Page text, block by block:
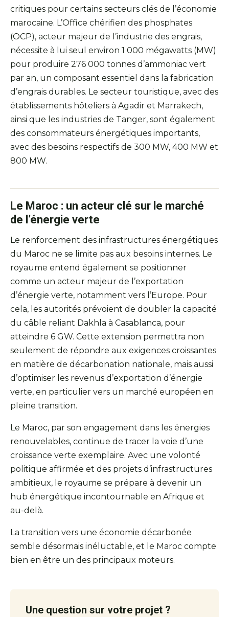
critiques pour certains secteurs clés de l’économie
marocaine. L’Office chérifien des phosphates
(OCP), acteur majeur de l’industrie des engrais,
nécessite à lui seul environ 1 000 mégawatts (MW)
pour produire 276 000 tonnes d’ammoniac vert
par an, un composant essentiel dans la fabrication
d’engrais durables. Le secteur touristique, avec des
établissements hôteliers à Agadir et Marrakech,
ainsi que les industries de Tanger, sont également
des consommateurs énergétiques importants,
avec des besoins respectifs de 300 MW, 400 MW et
800 MW.
Le Maroc : un acteur clé sur le marché
de l’énergie verte
Le renforcement des infrastructures énergétiques
du Maroc ne se limite pas aux besoins internes. Le
royaume entend également se positionner
comme un acteur majeur de l’exportation
d’énergie verte, notamment vers l’Europe. Pour
cela, les autorités prévoient de doubler la capacité
du câble reliant Dakhla à Casablanca, pour
atteindre 6 GW. Cette extension permettra non
seulement de répondre aux exigences croissantes
en matière de décarbonation nationale, mais aussi
d’optimiser les revenus d’exportation d’énergie
verte, en particulier vers un marché européen en
pleine transition.
Le Maroc, par son engagement dans les énergies
renouvelables, continue de tracer la voie d’une
croissance verte exemplaire. Avec une volonté
politique affirmée et des projets d’infrastructures
ambitieux, le royaume se prépare à devenir un
hub énergétique incontournable en Afrique et
au-delà.
La transition vers une économie décarbonée
semble désormais inéluctable, et le Maroc compte
bien en être un des principaux moteurs.
Une question sur votre projet ?